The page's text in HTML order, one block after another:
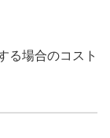
る場合のコスト